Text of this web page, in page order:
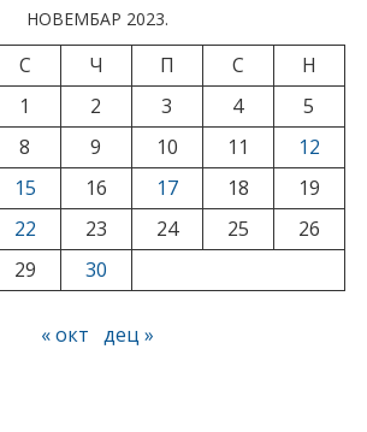
НОВЕМБАР 2023.
С Ч П С
Н
1
2 3 4
5
8 9 10 11
12
15 16 17 18
19
22 23 24 25
26
29 30
« окт дец »